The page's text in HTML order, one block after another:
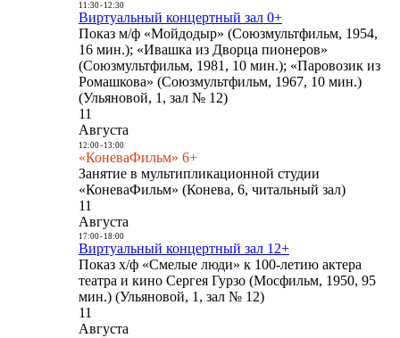
11:30- 12:30
Виртуальный концертный зал 0+
Показ м/ф «Мойдодыр» (Союзмультфильм, 1954,
16 мин.); «Ивашка из Дворца пионеров»
(Союзмультфильм, 1981, 10 мин.); «Паровозик из
Ромашкова» (Союзмультфильм, 1967, 10 мин.)
(Ульяновой, 1, зал № 12)
11
Августа
12:00- 13:00
«КоневаФильм» 6+
Занятие в мультипликационной студии
«КоневаФильм» (Конева, 6, читальный зал)
11
Августа
17:00- 18:00
Виртуальный концертный зал 12+
Показ х/ф «Смелые люди» к 100-летию актера
театра и кино Сергея Гурзо (Мосфильм, 1950, 95
мин.) (Ульяновой, 1, зал № 12)
11
Августа